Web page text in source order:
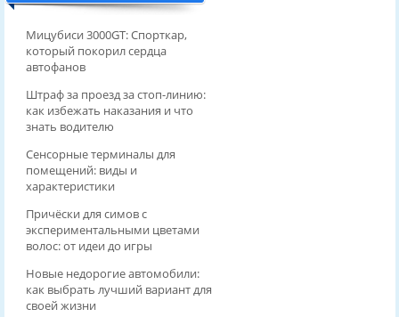
Мицубиси 3000GT: Спорткар,
который покорил сердца
автофанов
Штраф за проезд за стоп-линию:
как избежать наказания и что
знать водителю
Сенсорные терминалы для
помещений: виды и
характеристики
Причёски для симов с
экспериментальными цветами
волос: от идеи до игры
Новые недорогие автомобили:
как выбрать лучший вариант для
своей жизни